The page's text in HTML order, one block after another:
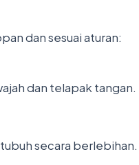
dan sesuai aturan:
dan telapak
secara berlebihan.